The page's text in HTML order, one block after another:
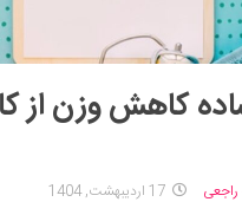
کاهش وزن از
راجعی 17 اردیبهشت, 1404